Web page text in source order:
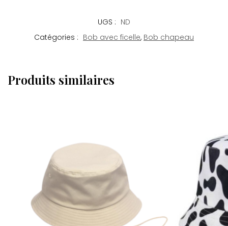
UGS : ND
Catégories : Bob avec ficelle, Bob chapeau
Produits similaires